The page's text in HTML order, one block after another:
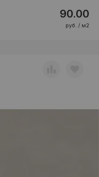
90.00
руб. / м2